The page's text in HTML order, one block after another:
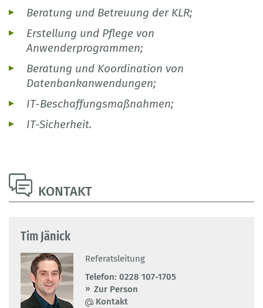
Beratung und Betreuung der KLR;
Erstellung und Pflege von
Anwenderprogrammen;
Beratung und Koordination von
Datenbankanwendungen;
IT-Beschaffungsmaßnahmen;
IT-Sicherheit.
KONTAKT
Tim Jänick
Referatsleitung
Telefon: 0228 107-1705
Zur Person
Kontakt